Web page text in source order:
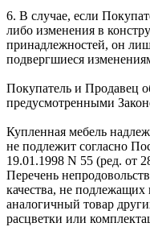
6. В случае, если
либо изменения в
принадлежностей, он
подвергшиеся
Покупатель и Продавец
предусмотренными
Купленная мебель
не подлежит согласно
19.01.1998 N 55 (ред. от
Перечень
качества, не подлежащих
аналогичный товар
расцветки или